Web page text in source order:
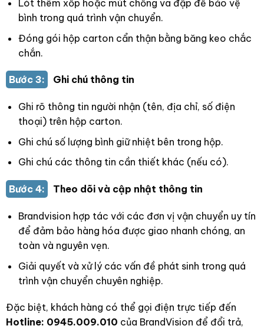
Lót thêm xốp hoặc mút chống va đập để bảo vệ
bình trong quá trình vận chuyển.
Đóng gói hộp carton cẩn thận bằng băng keo chắc
chắn.
Bước 3: Ghi chú thông tin
Ghi rõ thông tin người nhận (tên, địa chỉ, số điện
thoại) trên hộp carton.
Ghi chú số lượng bình giữ nhiệt bên trong hộp.
Ghi chú các thông tin cần thiết khác (nếu có).
Bước 4: Theo dõi và cập nhật thông tin
Brandvision hợp tác với các đơn vị vận chuyển uy tín
để đảm bảo hàng hóa được giao nhanh chóng, an
toàn và nguyên vẹn.
Giải quyết và xử lý các vấn đề phát sinh trong quá
trình vận chuyển chuyên nghiệp.
Đặc biệt, khách hàng có thể gọi điện trực tiếp đến
Hotline: 0945.009.010 của BrandVision để đổi trả,